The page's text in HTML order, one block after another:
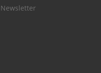
Newsletter